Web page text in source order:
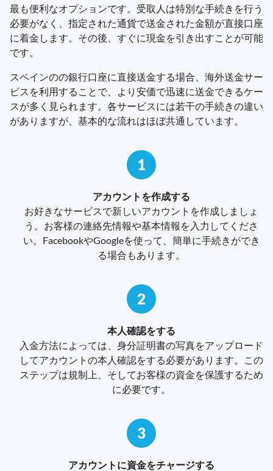
最も便利なオプションです。受取人は特別な手続きを行う
必要がなく、指定された通貨で送金された金額が直接口座
に着金します。その後、すぐに現金を引き出すことが可能
です。
スペインのの銀行口座に直接送金する場合、海外送金サー
ビスを利用することで、より安価で迅速に送金できるケー
スが多く見られます。各サービスには若干の手続きの違い
がありますが、基本的な流れはほぼ共通しています。
1
アカウントを作成する
お好きなサービスで新しいアカウントを作成しましょ
う。お客様の連絡先情報や基本情報を入力してくださ
い。FacebookやGoogleを使って、簡単に手続きができ
る場合もあります。
2
本人確認をする
入金方法によっては、身分証明書の写真をアップロード
してアカウントの本人確認をする必要があります。この
ステップは規制上、そしてお客様の資金を保護するため
に必要です。
3
アカウントに資金をチャージする